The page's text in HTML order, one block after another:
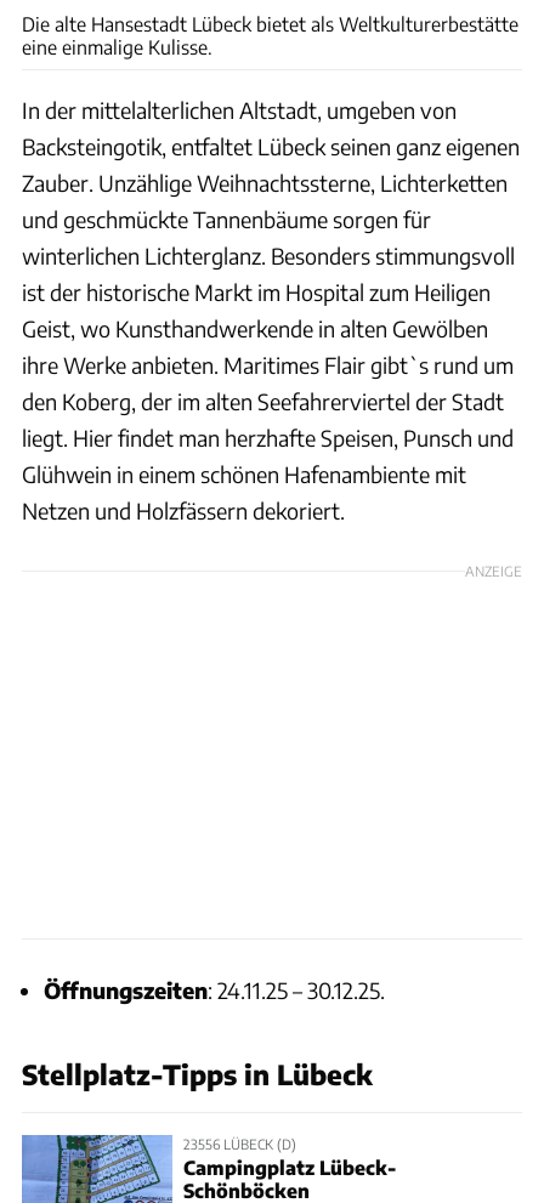
Die alte Hansestadt Lübeck bietet als Weltkulturerbestätte
eine einmalige Kulisse.
In der mittelalterlichen Altstadt, umgeben von
Backsteingotik, entfaltet Lübeck seinen ganz eigenen
Zauber. Unzählige Weihnachtssterne, Lichterketten
und geschmückte Tannenbäume sorgen für
winterlichen Lichterglanz. Besonders stimmungsvoll
ist der historische Markt im Hospital zum Heiligen
Geist, wo Kunsthandwerkende in alten Gewölben
ihre Werke anbieten. Maritimes Flair gibt`s rund um
den Koberg, der im alten Seefahrerviertel der Stadt
liegt. Hier findet man herzhafte Speisen, Punsch und
Glühwein in einem schönen Hafenambiente mit
Netzen und Holzfässern dekoriert.
ANZEIGE
Öffnungszeiten: 24.11.25 – 30.12.25.
Stellplatz-Tipps in Lübeck
23556 LÜBECK (D)
Campingplatz Lübeck-
Schönböcken